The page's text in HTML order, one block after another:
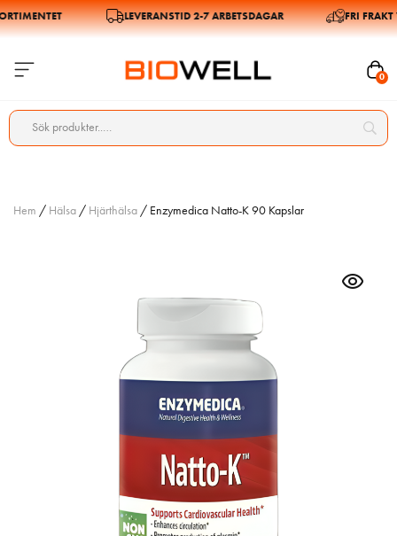
LEVERANSTID 2-7 ARBETSDAGAR FRI FRAKT
0
Hem / Hälsa / Hjärthälsa / Enzymedica Natto-K 90 Kapslar